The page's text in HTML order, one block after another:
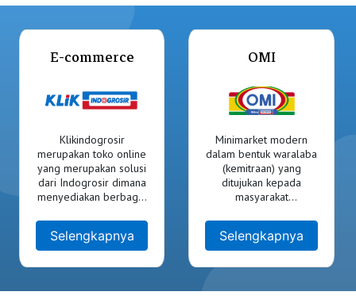
E-commerce
Klikindogrosir
merupakan toko online
yang merupakan solusi
dari Indogrosir dimana
menyediakan berbagai
satu situs untuk
memenuhi kebutuhan
para member.
Selengkapnya
OMI
Minimarket modern
dalam bentuk waralaba
(kemitraan) yang
ditujukan kepada
masyarakat
perorangan dan
member). Sistem
kemitraan dirancang
sederhana,ekonomis
Selengkapnya